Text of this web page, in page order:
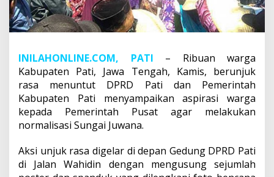
INILAHONLINE.COM, PATI – Ribuan warga
Kabupaten Pati, Jawa Tengah, Kamis, berunjuk
rasa menuntut DPRD Pati dan Pemerintah
Kabupaten Pati menyampaikan aspirasi warga
kepada Pemerintah Pusat agar melakukan
normalisasi Sungai Juwana.
Aksi unjuk rasa digelar di depan Gedung DPRD Pati
di Jalan Wahidin dengan mengusung sejumlah